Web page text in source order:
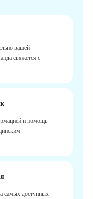
вашей
свяжется с
и помощь
самых доступных